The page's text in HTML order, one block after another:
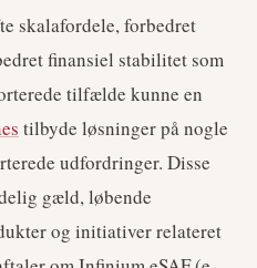
skalafordele, forbedret
finansiel stabilitet som
tilfælde kunne en
tilbyde løsninger på nogle
udfordringer. Disse
gæld, løbende
og initiativer relateret